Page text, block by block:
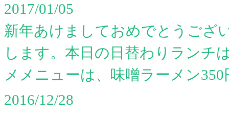
2017/01/05
新年あけましておめでとうござ
します。本日の日替わりランチ
メメニューは、味噌ラーメン
2016/12/28